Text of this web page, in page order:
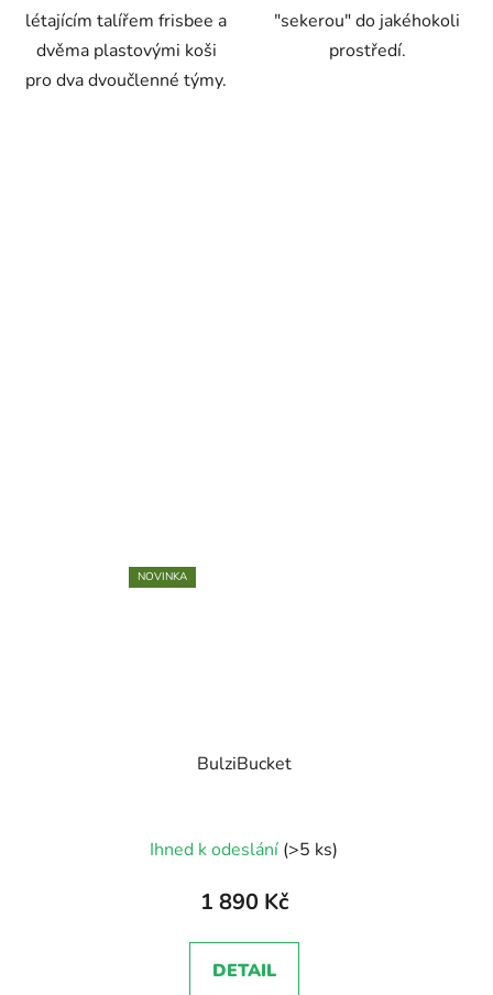
létajícím talířem frisbee a
dvěma plastovými koši
pro dva dvoučlenné týmy.
"sekerou" do jakéhokoli
prostředí.
NOVINKA
BulziBucket
Ihned k odeslání (>5 ks)
1 890 Kč
DETAIL